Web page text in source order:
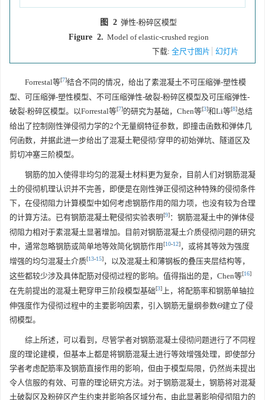
图 2 弹性-粉碎区模型
Figure 2. Model of elastic-crushed region
下载: 全尺寸图片 幻灯片
Forrestal等[7]结合不同的情况，给出了素混凝土不可压缩弹-塑性模
型、可压缩弹-塑性模型、不可压缩弹性-破裂-粉碎区模型及可压缩弹性-
破裂-粉碎区模型。以Forrestal等[7]的研究为基础，Chen等[3]和Li等[8]总结
给出了控制刚性弹侵彻力学的2个无量纲特征参数，即撞击函数和弹体几
何函数，并据此进一步给出了混凝土靶侵彻/穿甲的初始弹坑、隧道区及
剪切冲塞三阶模型。
钢筋的加入使得非均匀的混凝土材料更为复杂，目前人们对钢筋混凝
土的侵彻机理认识并不完善，即便是在刚性弹正侵彻这种特殊的侵彻条件
下，在侵彻阻力计算模型中如何考虑钢筋作用的阻力项，也没有较为合理
的计算方法。已有钢筋混凝土靶侵彻实验表明[9]：钢筋混凝土中的弹体侵
彻阻力相对于素混凝土显著增加。目前对钢筋混凝土介质侵彻问题的研究
中，通常忽略钢筋或简单地等效简化钢筋作用[10-12]，或将其等效为强度
增强的均匀混凝土介质[13-15]，以及混凝土和薄钢板的叠压夹层结构等，
这些都较少涉及具体配筋对侵彻过程的影响。值得指出的是，Chen等[16]
在先前提出的混凝土靶穿甲三阶段模型基础[3] 上，将配筋率和钢筋单轴拉
伸强度作为侵彻过程中的主要影响因素，引入钢筋无量纲参数Θ建立了侵
彻模型。
综上所述，可以看到，尽管学者对钢筋混凝土侵彻问题进行了不同程
度的理论建模，但基本上都是将钢筋混凝土进行等效增强处理，即使部分
学者考虑配筋率及钢筋直接作用的影响，但由于模型局限，仍然尚未提出
令人信服的有效、可靠的理论研究方法。对于钢筋混凝土，钢筋将对混凝
土破裂区及粉碎区产生约束并影响各区域分布，由此显著影响侵彻阻力的